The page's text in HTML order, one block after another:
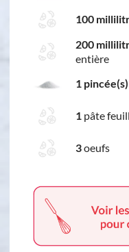
100
200
entière
1 pincée(s)
1 pâte
3oeufs